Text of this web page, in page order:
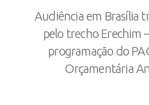
Audiência em Brasília
pelo trecho Erechim
programação do
Orçamentária